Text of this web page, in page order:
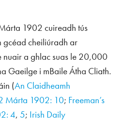
1902 cuireadh tús
gcéad cheiliúradh ar
nuair a ghlac suas le 20,000
Gaeilge i mBaile Átha Cliath.
(An Claidheamh
Márta 1902: 10; Freeman’s
4, 5; Irish Daily